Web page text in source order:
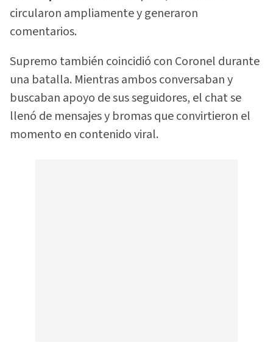
circularon ampliamente y generaron
comentarios.
Supremo también coincidió con Coronel durante
una batalla. Mientras ambos conversaban y
buscaban apoyo de sus seguidores, el chat se
llenó de mensajes y bromas que convirtieron el
momento en contenido viral.